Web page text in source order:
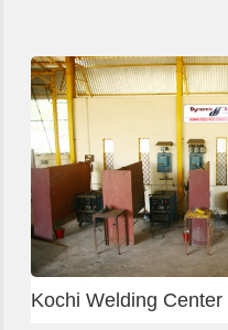
Slab shuttering